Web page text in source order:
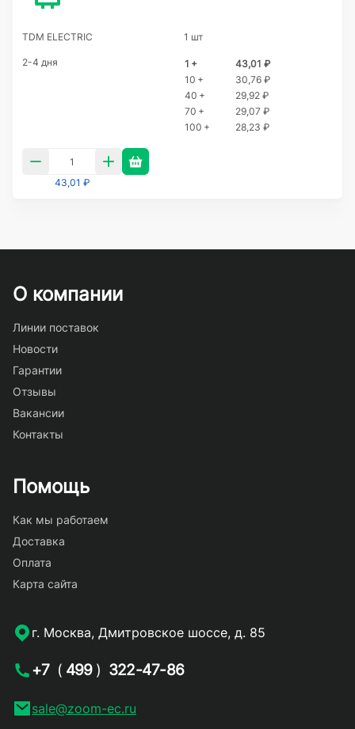
TDM ELECTRIC 1 шт
2-4 дня 1 +
43,01 ₽
10 +
30,76 ₽
40 +
29,92 ₽
70 +
29,07 ₽
100 +
28,23 ₽
43,01 ₽
О компании
Линии поставок
Новости
Гарантии
Отзывы
Вакансии
Контакты
Помощь
Как мы работаем
Доставка
Оплата
Карта сайта
г. Москва, Дмитровское шоссе, д. 85
+7 ( 499 ) 322-47-86
sale@zoom-ec.ru